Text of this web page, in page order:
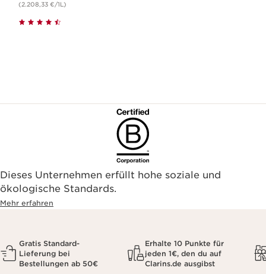
(2.208,33 €/1L)
Dieses Unternehmen erfüllt hohe soziale und
ökologische Standards.
Mehr erfahren
Gratis Standard-
Lieferung bei
Bestellungen ab 50€
Erhalte 10 Punkte für
jeden 1€, den du auf
Clarins.de ausgibst